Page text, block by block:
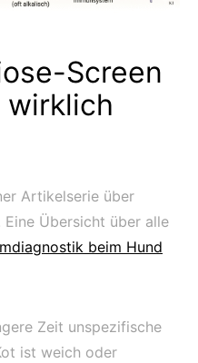
Screen
wirklich
Artikelserie über
Übersicht über alle
beim Hund
Zeit unspezifische
ist weich oder